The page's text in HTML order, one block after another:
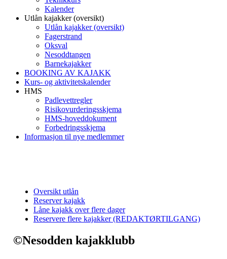
Kalender
Utlån kajakker (oversikt)
Utlån kajakker (oversikt)
Fagerstrand
Oksval
Nesoddtangen
Barnekajakker
BOOKING AV KAJAKK
Kurs- og aktivitetskalender
HMS
Padlevettregler
Risikovurderingsskjema
HMS-hoveddokument
Forbedringsskjema
Informasjon til nye medlemmer
Oversikt utlån
Reserver kajakk
Låne kajakk over flere dager
Reservere flere kajakker (REDAKTØRTILGANG)
©Nesodden kajakklubb